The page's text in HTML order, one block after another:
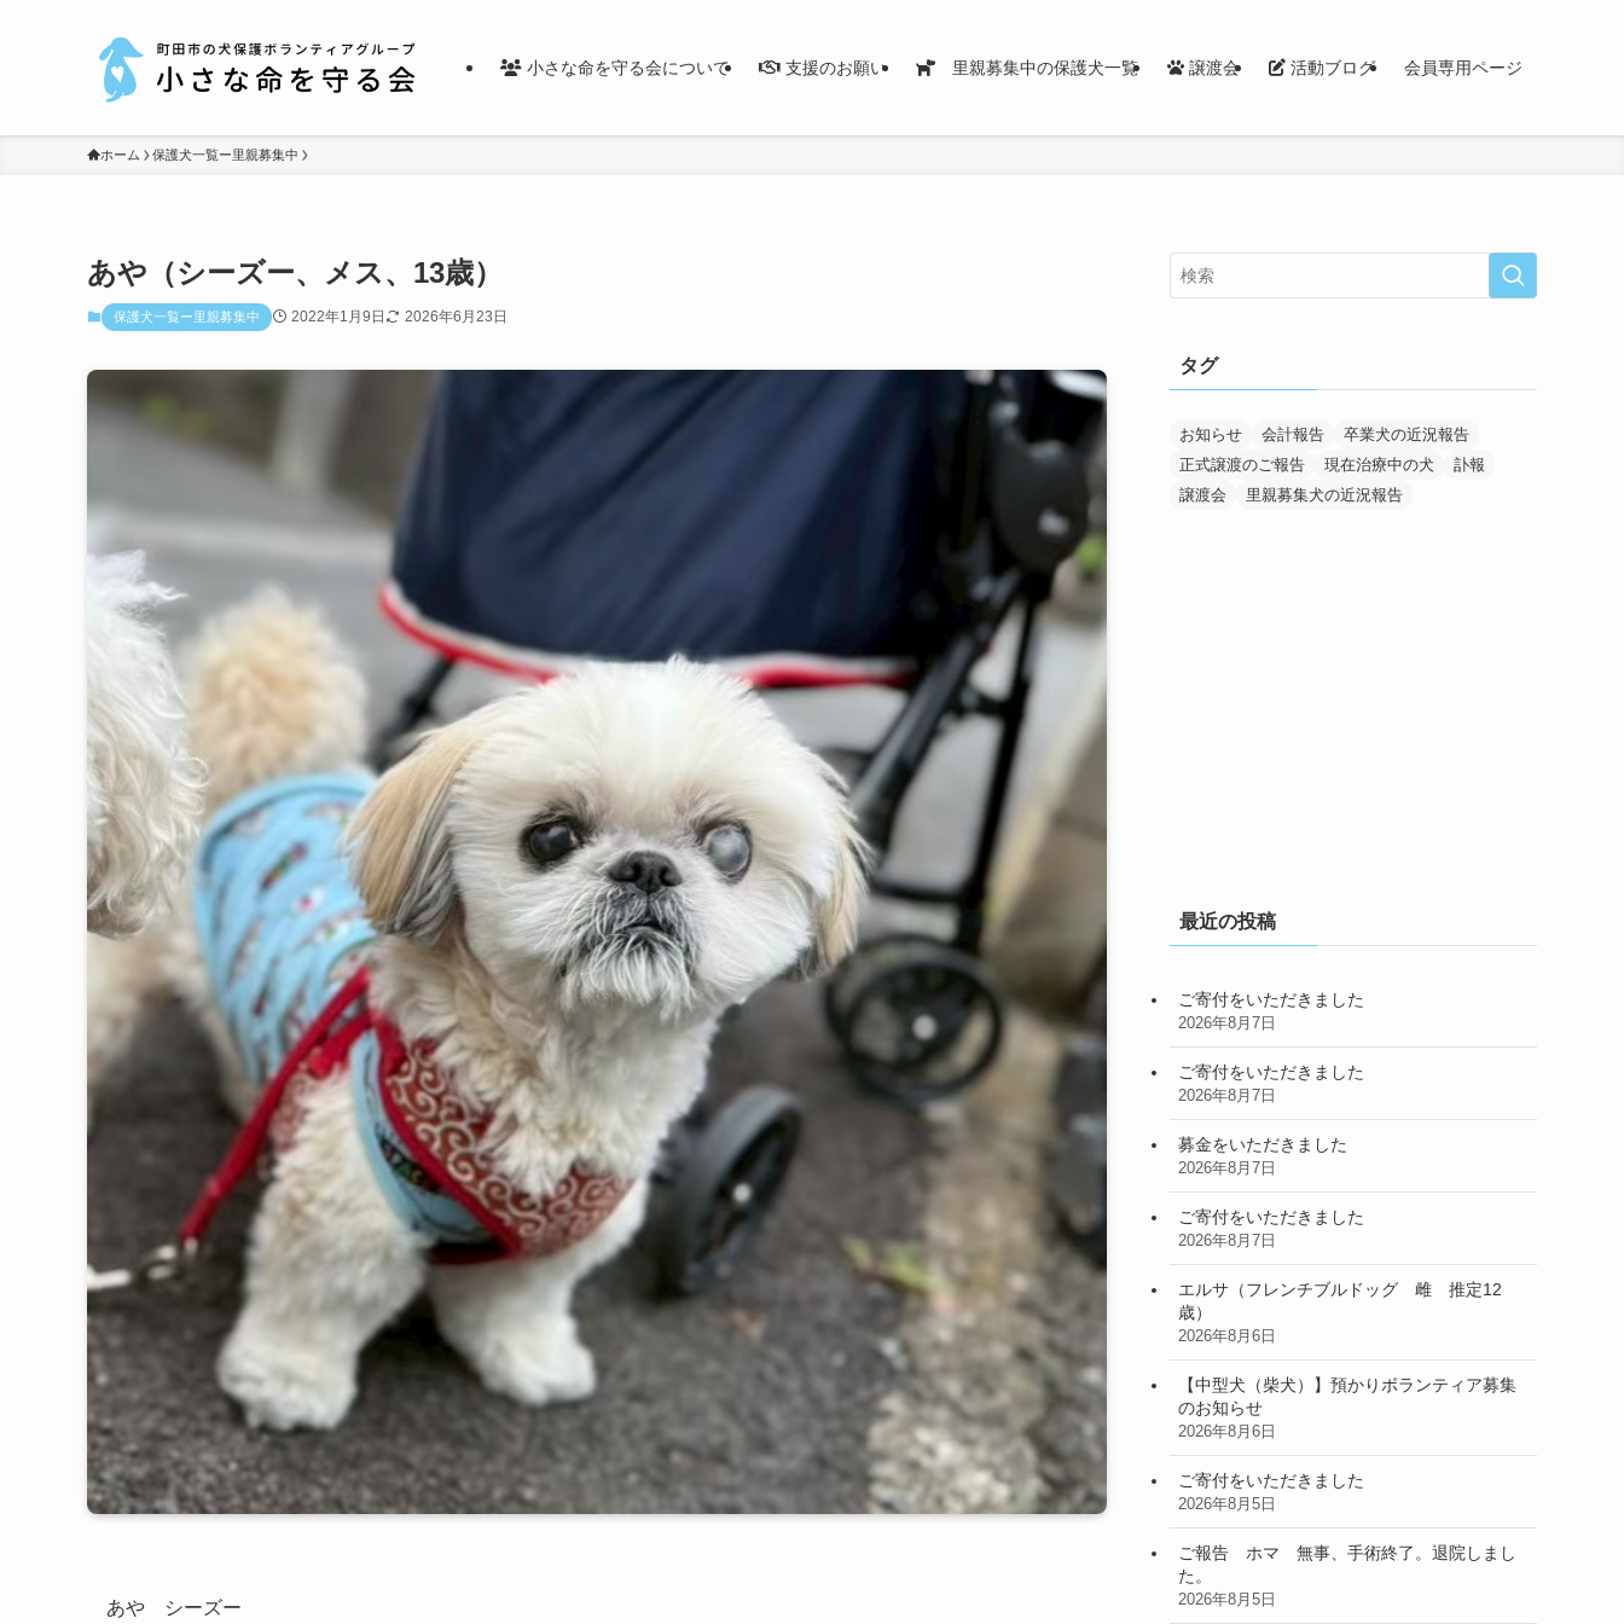
小さな命を守る会について 支援のお願い 里親募集中の保護犬一覧 譲渡会 活動ブログ 会員専用ページ
ホーム 保護犬一覧ー里親募集中
あや（シーズー、メス、13歳）
保護犬一覧ー里親募集中 2022年1月9日 2026年6月23日
あや シーズー
タグ
お知らせ 会計報告
卒業犬の近況報告
正式譲渡のご報告
現在治療中の犬
訃報
譲渡会
里親募集犬の近況報告
最近の投稿
ご寄付をいただきました
2026年8月7日
ご寄付をいただきました
2026年8月7日
募金をいただきました
2026年8月7日
ご寄付をいただきました
2026年8月7日
エルサ（フレンチブルドッグ 雌 推定12
歳）
2026年8月6日
【中型犬（柴犬）】預かりボランティア募集
のお知らせ
2026年8月6日
ご寄付をいただきました
2026年8月5日
ご報告 ホマ 無事、手術終了。退院しまし
た。
2026年8月5日